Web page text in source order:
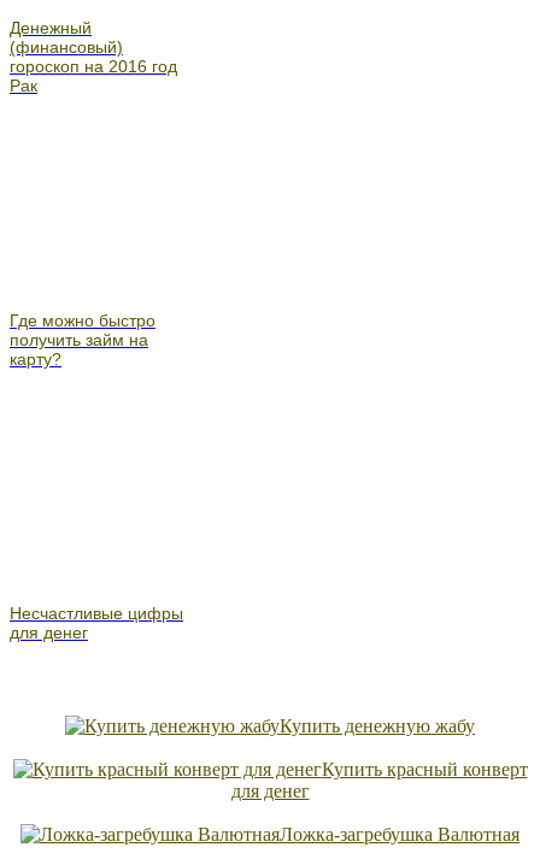
Денежный
(финансовый)
гороскоп на 2016 год
Рак
Где можно быстро
получить займ на
карту?
Несчастливые цифры
для денег
Купить денежную жабу
Купить красный конверт
для денег
Ложка-загребушка Валютная